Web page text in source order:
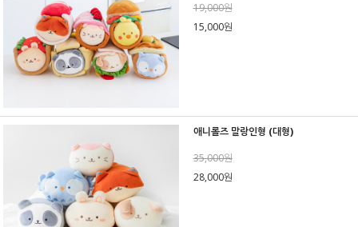
19,000원
15,000원
애니롤즈 말랑인형 (대형)
35,000원
28,000원